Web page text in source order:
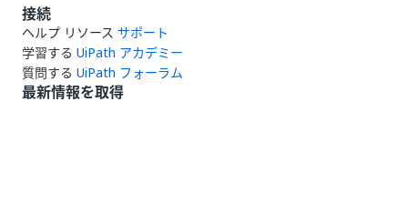
接続
ヘルプ リソース サポート
学習する UiPath アカデミー
質問する UiPath フォーラム
最新情報を取得